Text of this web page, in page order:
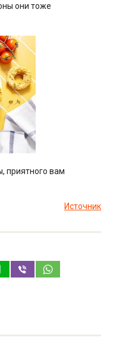
они тоже
приятного вам
Источник